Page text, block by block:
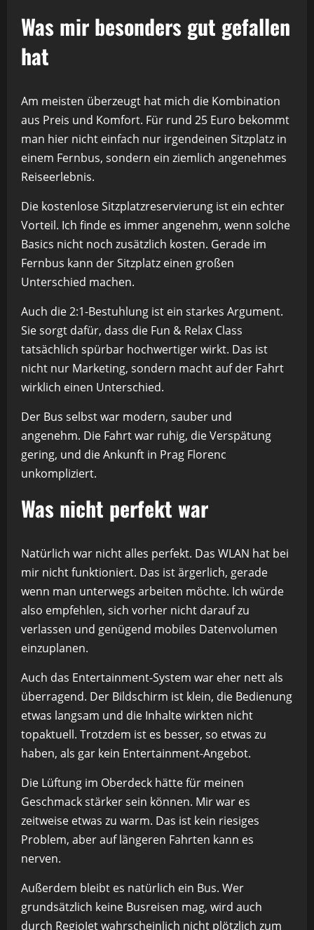
Was mir besonders gut gefallen
hat
Am meisten überzeugt hat mich die Kombination
aus Preis und Komfort. Für rund 25 Euro bekommt
man hier nicht einfach nur irgendeinen Sitzplatz in
einem Fernbus, sondern ein ziemlich angenehmes
Reiseerlebnis.
Die kostenlose Sitzplatzreservierung ist ein echter
Vorteil. Ich finde es immer angenehm, wenn solche
Basics nicht noch zusätzlich kosten. Gerade im
Fernbus kann der Sitzplatz einen großen
Unterschied machen.
Auch die 2:1-Bestuhlung ist ein starkes Argument.
Sie sorgt dafür, dass die Fun & Relax Class
tatsächlich spürbar hochwertiger wirkt. Das ist
nicht nur Marketing, sondern macht auf der Fahrt
wirklich einen Unterschied.
Der Bus selbst war modern, sauber und
angenehm. Die Fahrt war ruhig, die Verspätung
gering, und die Ankunft in Prag Florenc
unkompliziert.
Was nicht perfekt war
Natürlich war nicht alles perfekt. Das WLAN hat bei
mir nicht funktioniert. Das ist ärgerlich, gerade
wenn man unterwegs arbeiten möchte. Ich würde
also empfehlen, sich vorher nicht darauf zu
verlassen und genügend mobiles Datenvolumen
einzuplanen.
Auch das Entertainment-System war eher nett als
überragend. Der Bildschirm ist klein, die Bedienung
etwas langsam und die Inhalte wirkten nicht
topaktuell. Trotzdem ist es besser, so etwas zu
haben, als gar kein Entertainment-Angebot.
Die Lüftung im Oberdeck hätte für meinen
Geschmack stärker sein können. Mir war es
zeitweise etwas zu warm. Das ist kein riesiges
Problem, aber auf längeren Fahrten kann es
nerven.
Außerdem bleibt es natürlich ein Bus. Wer
grundsätzlich keine Busreisen mag, wird auch
durch RegioJet wahrscheinlich nicht plötzlich zum